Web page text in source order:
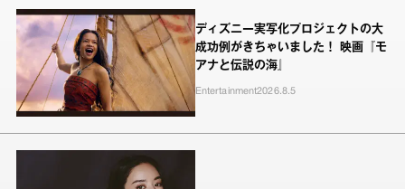
ディズニー実写化プロジェクトの大
成功例がきちゃいました！ 映画『モ
アナと伝説の海』
Entertainment2026.8.5